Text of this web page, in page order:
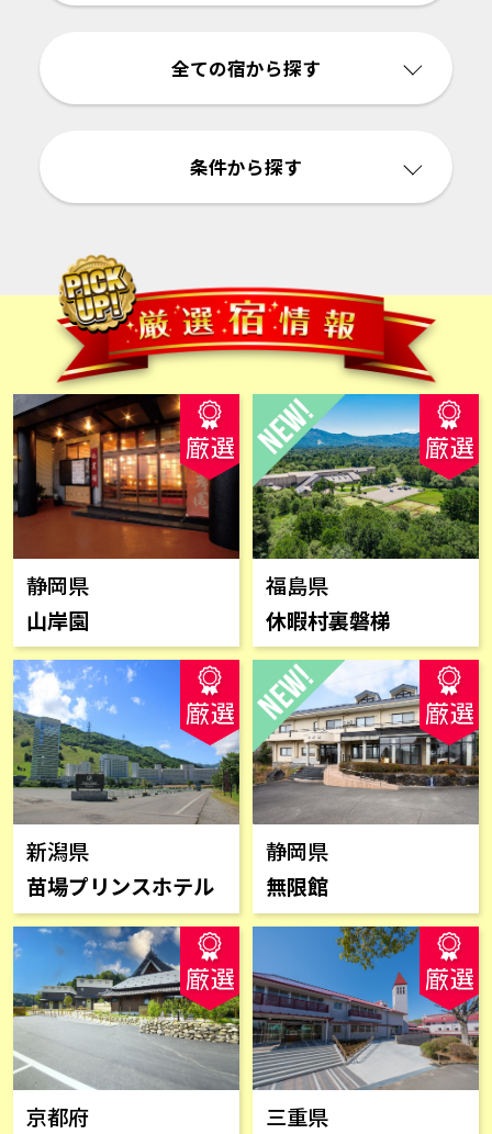
全ての宿から探す
条件から探す
静岡県
山岸園
福島県
休暇村裏磐梯
新潟県
苗場プリンスホテル
静岡県
無限館
京都府
三重県